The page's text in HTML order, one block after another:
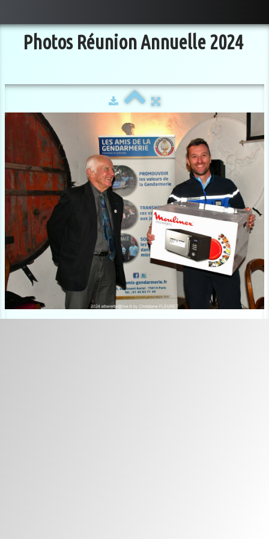
Photos Réunion Annuelle 2024